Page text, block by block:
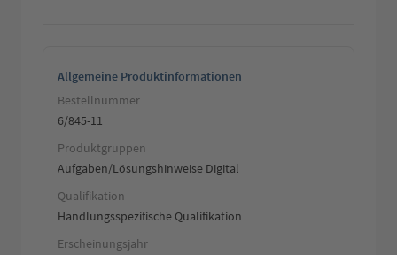
Allgemeine Produktinformationen
Bestellnummer
6/845-11
Produktgruppen
Aufgaben/Lösungshinweise Digital
Qualifikation
Handlungsspezifische Qualifikation
Erscheinungsjahr